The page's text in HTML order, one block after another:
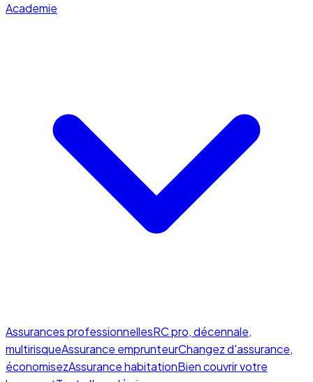
Academie
Assurances professionnellesRC pro, décennale,
multirisqueAssurance emprunteurChangez d'assurance,
économisezAssurance habitationBien couvrir votre